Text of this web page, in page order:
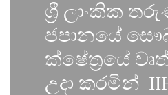
ශ්‍රී ලාංකික
ජපානයේ
ක්ෂේත්‍රයේ
උදා කරමින්